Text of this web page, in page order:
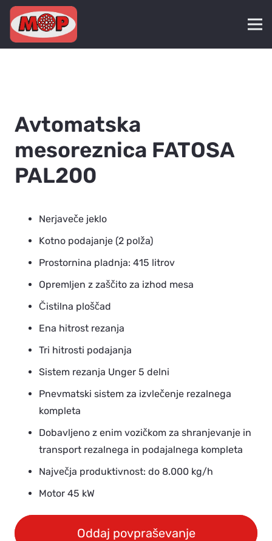
Avtomatska
mesoreznica FATOSA
PAL200
Nerjaveče jeklo
Kotno podajanje (2 polža)
Prostornina pladnja: 415 litrov
Opremljen z zaščito za izhod mesa
Čistilna ploščad
Ena hitrost rezanja
Tri hitrosti podajanja
Sistem rezanja Unger 5 delni
Pnevmatski sistem za izvlečenje rezalnega
kompleta
Dobavljeno z enim vozičkom za shranjevanje in
transport rezalnega in podajalnega kompleta
Največja produktivnost: do 8.000 kg/h
Motor 45 kW
Oddaj povpraševanje